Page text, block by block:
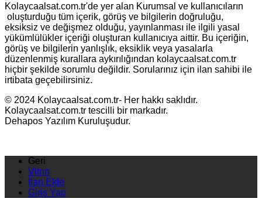
Kolaycaalsat.com.tr'de yer alan Kurumsal ve kullanıcıların
oluşturduğu tüm içerik, görüş ve bilgilerin doğruluğu,
eksiksiz ve değişmez olduğu, yayınlanması ile ilgili yasal
yükümlülükler içeriği oluşturan kullanıcıya aittir. Bu içeriğin,
görüş ve bilgilerin yanlışlık, eksiklik veya yasalarla
düzenlenmiş kurallara aykırılığından kolaycaalsat.com.tr
hiçbir şekilde sorumlu değildir. Sorularınız için ilan sahibi ile
irtibata geçebilirsiniz.
© 2024 Kolaycaalsat.com.tr- Her hakkı saklıdır.
Kolaycaalsat.com.tr tescilli bir markadır.
Dehapos Yazılım Kuruluşudur.
Geri
Vitrin
İlan Ekle
Giriş Yap